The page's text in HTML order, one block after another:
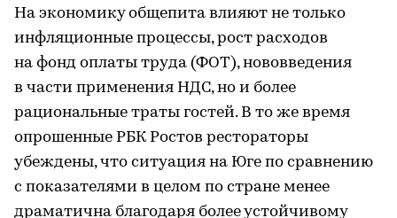
На экономику общепита влияют не только
инфляционные процессы, рост расходов
на фонд оплаты труда (ФОТ), нововведения
в части применения НДС, но и более
рациональные траты гостей. В то же время
опрошенные РБК Ростов рестораторы
убеждены, что ситуация на Юге по сравнению
с показателями в целом по стране менее
драматична благодаря более устойчивому